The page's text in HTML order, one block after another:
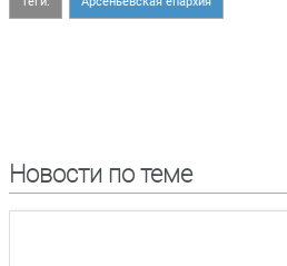
Новости по теме